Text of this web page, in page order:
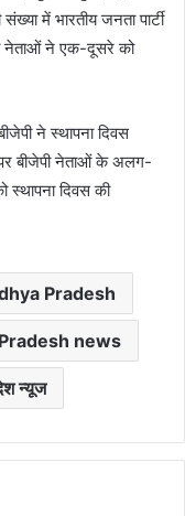
में भारतीय जनता पार्टी
नेताओं ने एक-दूसरे को
ने स्थापना दिवस
पर बीजेपी नेताओं के अलग-
दिवस की
Pradesh
news
न्यूज